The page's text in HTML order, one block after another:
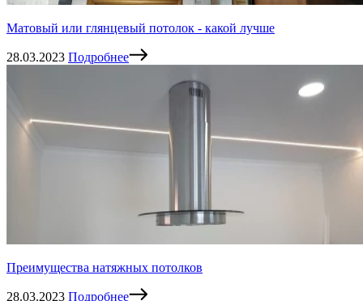
Матовый или глянцевый потолок - какой лучше
28.03.2023 Подробнее
Преимущества натяжных потолков
28.03.2023 Подробнее